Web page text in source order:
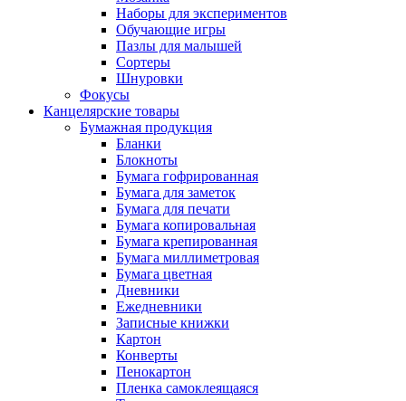
Наборы для экспериментов
Обучающие игры
Пазлы для малышей
Сортеры
Шнуровки
Фокусы
Канцелярские товары
Бумажная продукция
Бланки
Блокноты
Бумага гофрированная
Бумага для заметок
Бумага для печати
Бумага копировальная
Бумага крепированная
Бумага миллиметровая
Бумага цветная
Дневники
Ежедневники
Записные книжки
Картон
Конверты
Пенокартон
Пленка самоклеящаяся